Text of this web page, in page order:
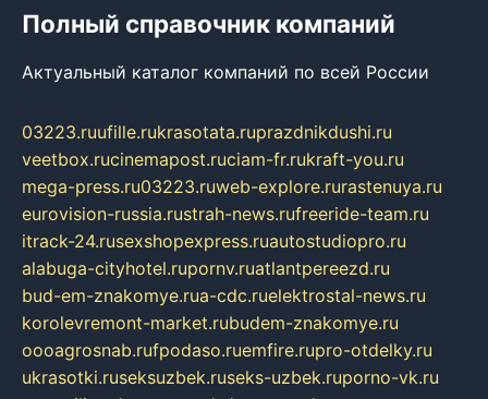
Полный справочник компаний
Актуальный каталог компаний по всей России
03223.ruufille.rukrasotata.ruprazdnikdushi.ru
veetbox.rucinemapost.ruciam-fr.rukraft-you.ru
mega-press.ru03223.ruweb-explore.rurastenuya.ru
eurovision-russia.rustrah-news.rufreeride-team.ru
itrack-24.rusexshopexpress.ruautostudiopro.ru
alabuga-cityhotel.rupornv.ruatlantpereezd.ru
bud-em-znakomye.rua-cdc.ruelektrostal-news.ru
korolevremont-market.rubudem-znakomye.ru
oooagrosnab.rufpodaso.ruemfire.rupro-otdelky.ru
ukrasotki.ruseksuzbek.ruseks-uzbek.ruporno-vk.ru